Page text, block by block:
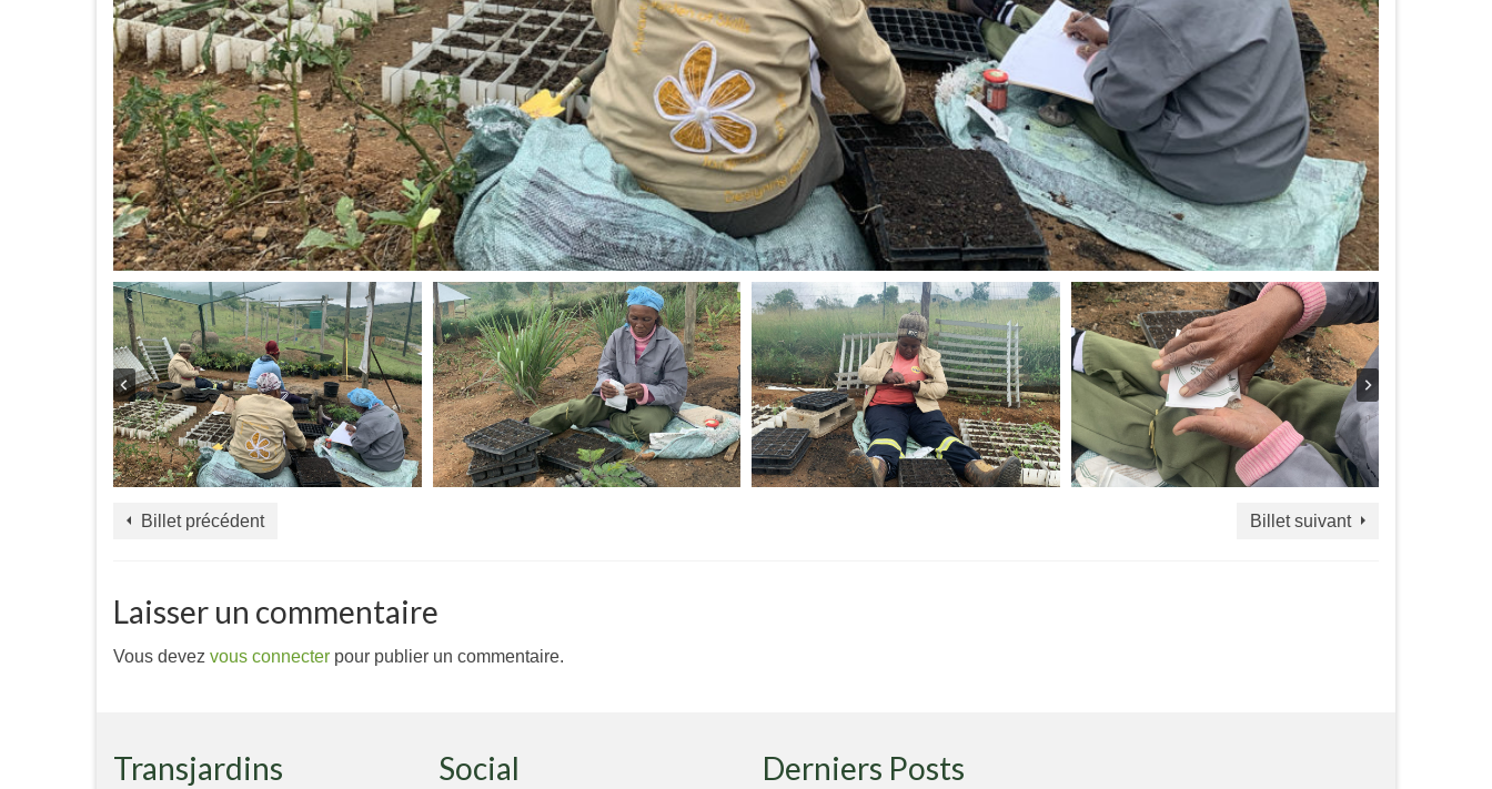
Billet précédent Billet suivant
Laisser un commentaire
Vous devez vous connecter pour publier un commentaire.
Transjardins Social Derniers Posts